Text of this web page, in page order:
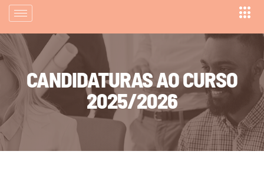
CANDIDATURAS AO CURSO
2025/2026